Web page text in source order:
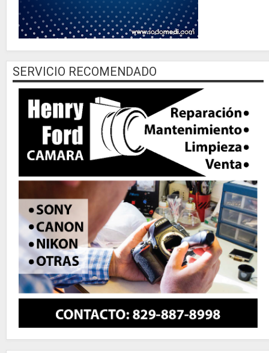
SERVICIO RECOMENDADO